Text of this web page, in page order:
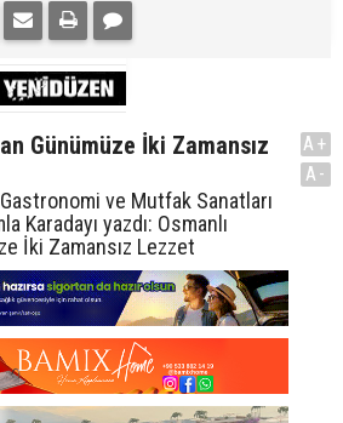
Günümüze İki Zamansız
ve Mutfak Sanatları
Karadayı yazdı: Osmanlı
İki Zamansız Lezzet
A+
A-